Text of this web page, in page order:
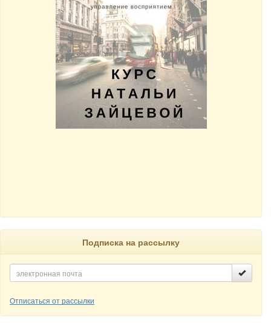
Подписка на рассылку
Отписаться от рассылки